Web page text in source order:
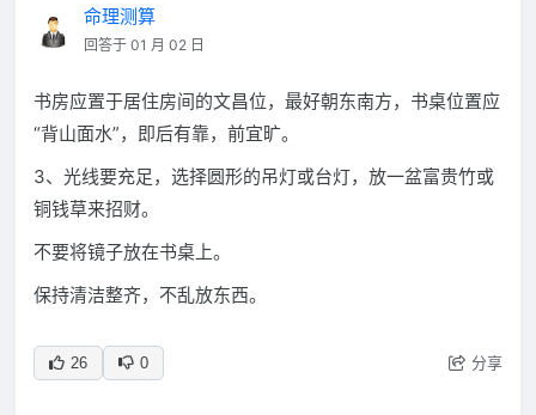
命理测算
回答于 01 月 02 日
书房应置于居住房间的文昌位，最好朝东南方，书桌位置应
“背山面水”，即后有靠，前宜旷。
3、光线要充足，选择圆形的吊灯或台灯，放一盆富贵竹或
铜钱草来招财。
不要将镜子放在书桌上。
保持清洁整齐，不乱放东西。
26 0 分享